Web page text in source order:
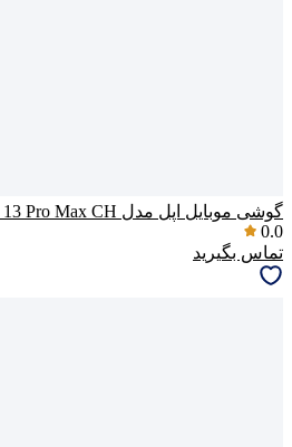
گوشی موبایل اپل مدل iPhone 13 Pro Max CH دو سیم‌ کارت ظرفیت یک ترابایت و رم 6 گیگابایت – نات اکتیو
0.0
تماس بگیرید